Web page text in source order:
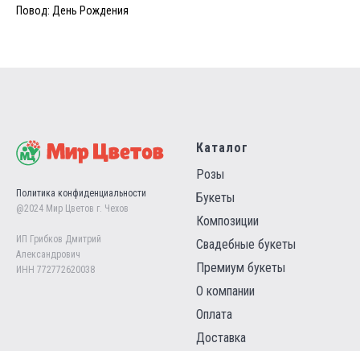
Повод: День Рождения
Политика конфиденциальности
@2024 Мир Цветов г. Чехов
ИП Грибков Дмитрий
Александрович
ИНН 772772620038
Каталог
Розы
Букеты
Композиции
Свадебные букеты
Премиум букеты
О компании
Оплата
Доставка